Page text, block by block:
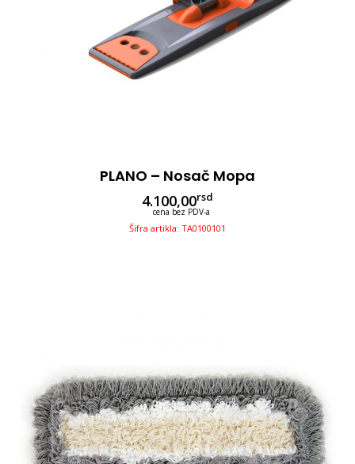
PLANO – Nosač Mopa
4.100,00rsd
cena bez PDV-a
Šifra artikla: TA0100101